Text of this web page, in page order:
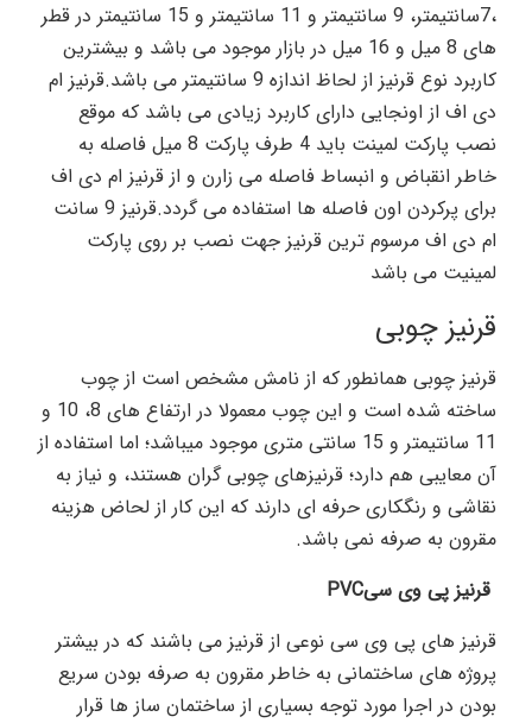
،7سانتیمتر، 9 سانتیمتر و 11 سانتیمتر و 15 سانتیمتر در قطر
های 8 میل و 16 میل در بازار موجود می باشد و بیشترین
کاربرد نوع قرنیز از لحاظ اندازه 9 سانتیمتر می باشد.قرنیز ام
دی اف از اونجایی دارای کاربرد زیادی می باشد که موقع
نصب پارکت لمینت باید 4 طرف پارکت 8 میل فاصله به
خاطر انقباض و انبساط فاصله می زارن و از قرنیز ام دی اف
برای پرکردن اون فاصله ها استفاده می گردد.قرنیز 9 سانت
ام دی اف مرسوم ترین قرنیز جهت نصب بر روی پارکت
لمینیت می باشد
قرنیز چوبی
قرنیز چوبی همانطور که از نامش مشخص است از چوب
ساخته شده است و این چوب معمولا در ارتفاع های 8، 10 و
11 سانتیمتر و 15 سانتی متری موجود میباشد؛ اما استفاده از
آن معایبی هم دارد؛ قرنیزهای چوبی گران هستند، و نیاز به
نقاشی و رنگکاری حرفه ای دارند که این کار از لحاض هزینه
مقرون به صرفه نمی باشد.
PVCقرنیز پی وی سی
قرنیز های پی وی سی نوعی از قرنیز می باشند که در بیشتر
پروژه های ساختمانی به خاطر مقرون به صرفه بودن سریع
بودن در اجرا مورد توجه بسیاری از ساختمان ساز ها قرار